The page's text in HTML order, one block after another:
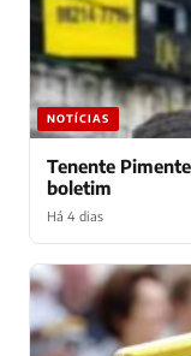
NOTÍCIAS
Tenente
boletim
Há 4 dias